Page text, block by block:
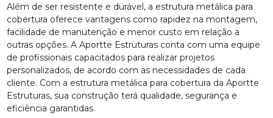
Além de ser resistente e durável, a estrutura metálica para
cobertura oferece vantagens como rapidez na montagem,
facilidade de manutenção e menor custo em relação a
outras opções. A Aportte Estruturas conta com uma equipe
de profissionais capacitados para realizar projetos
personalizados, de acordo com as necessidades de cada
cliente. Com a estrutura metálica para cobertura da Aportte
Estruturas, sua construção terá qualidade, segurança e
eficiência garantidas.